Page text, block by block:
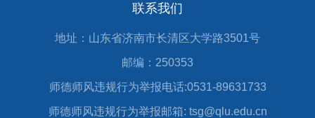
联系我们
地址：山东省济南市长清区大学路3501号
邮编：250353
师德师风违规行为举报电话:0531-89631733
师德师风违规行为举报邮箱: tsg@qlu.edu.cn